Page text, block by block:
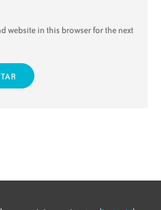
website in this browser for the next